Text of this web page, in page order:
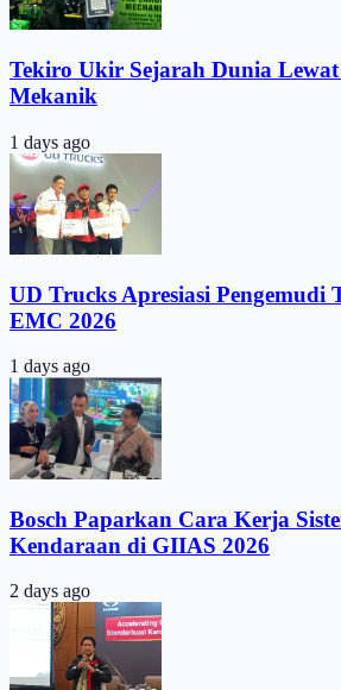
Tekiro Ukir Sejarah Dunia
Mekanik
1 days ago
UD Trucks Apresiasi Pengemudi
EMC 2026
1 days ago
Bosch Paparkan Cara Kerja
Kendaraan di GIIAS 2026
2 days ago